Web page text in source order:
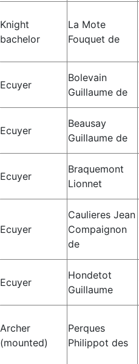
Knight
bachelor
La Mote
Fouquet de
Ecuyer
Bolevain
Guillaume de
Ecuyer
Beausay
Guillaume de
Ecuyer
Braquemont
Lionnet
Ecuyer
Caulieres Jean
Compaignon
de
Ecuyer
Hondetot
Guillaume
Archer
(mounted)
Perques
Philippot des